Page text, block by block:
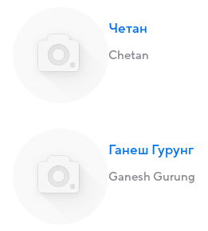
Четан
Chetan
Ганеш Гурунг
Ganesh Gurung